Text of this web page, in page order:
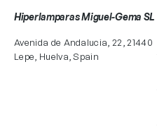
Hiperlamparas Miguel-Gema SL
Avenida de Andalucia, 22, 21440
Lepe, Huelva, Spain